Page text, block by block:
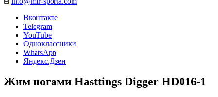
Вконтакте
Telegram
YouTube
Одноклассники
WhatsApp
Яндекс.Дзен
Жим ногами Hasttings Digger HD016-1